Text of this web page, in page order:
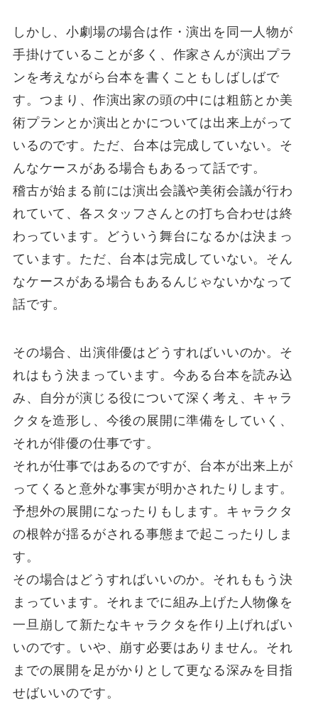
しかし、小劇場の場合は作・演出を同一人物が
手掛けていることが多く、作家さんが演出プラ
ンを考えながら台本を書くこともしばしばで
す。つまり、作演出家の頭の中には粗筋とか美
術プランとか演出とかについては出来上がって
いるのです。ただ、台本は完成していない。そ
んなケースがある場合もあるって話です。
稽古が始まる前には演出会議や美術会議が行わ
れていて、各スタッフさんとの打ち合わせは終
わっています。どういう舞台になるかは決まっ
ています。ただ、台本は完成していない。そん
なケースがある場合もあるんじゃないかなって
話です。
その場合、出演俳優はどうすればいいのか。そ
れはもう決まっています。今ある台本を読み込
み、自分が演じる役について深く考え、キャラ
クタを造形し、今後の展開に準備をしていく、
それが俳優の仕事です。
それが仕事ではあるのですが、台本が出来上が
ってくると意外な事実が明かされたりします。
予想外の展開になったりもします。キャラクタ
の根幹が揺るがされる事態まで起こったりしま
す。
その場合はどうすればいいのか。それももう決
まっています。それまでに組み上げた人物像を
一旦崩して新たなキャラクタを作り上げればい
いのです。いや、崩す必要はありません。それ
までの展開を足がかりとして更なる深みを目指
せばいいのです。